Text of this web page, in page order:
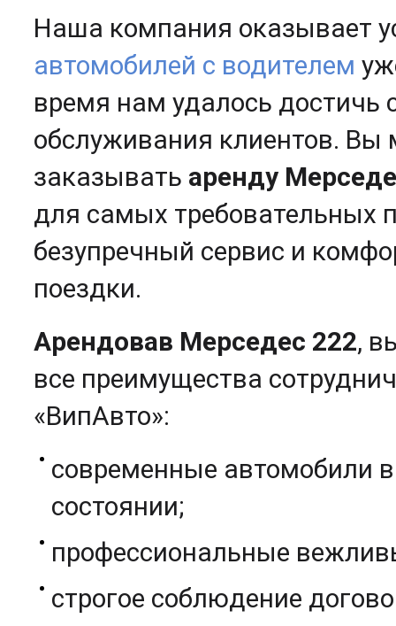
Наша компания оказывает
автомобилей с водителем
время нам удалось достичь
обслуживания клиентов. Вы
заказывать аренду
для самых требовательных
безупречный сервис и
поездки.
Арендовав Мерседес 222,
все преимущества
«ВипАвто»:
современные автомобили
состоянии;
профессиональные
строгое соблюдение